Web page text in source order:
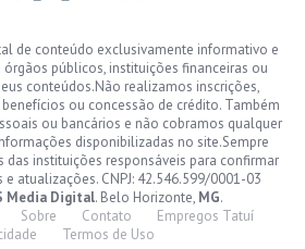
de conteúdo exclusivamente informativo e
públicos, instituições financeiras ou
conteúdos.Não realizamos inscrições,
ou concessão de crédito. Também
ou bancários e não cobramos qualquer
disponibilizadas no site.Sempre
das instituições responsáveis para confirmar
atualizações. CNPJ: 42.546.599/0001-03
Media Digital. Belo Horizonte, MG.
Sobre Contato
Empregos Tatuí
Termos de Uso